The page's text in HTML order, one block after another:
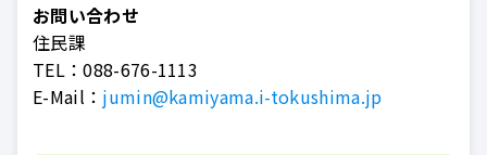
お問い合わせ
住民課
TEL：088-676-1113
E-Mail： jumin@kamiyama.i-tokushima.jp